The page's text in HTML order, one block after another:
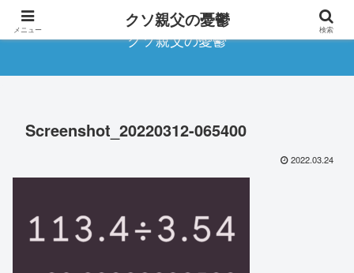
クソ親父の憂鬱
Screenshot_20220312-065400
2022.03.24
メニュー クソ親父の憂鬱 検索